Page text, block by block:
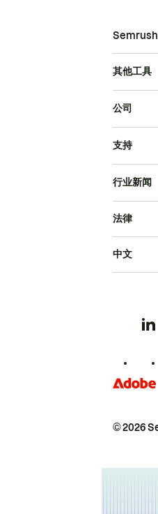
Semrush
其他工具
公司
支持
行业新闻
© 2026
法律
中文